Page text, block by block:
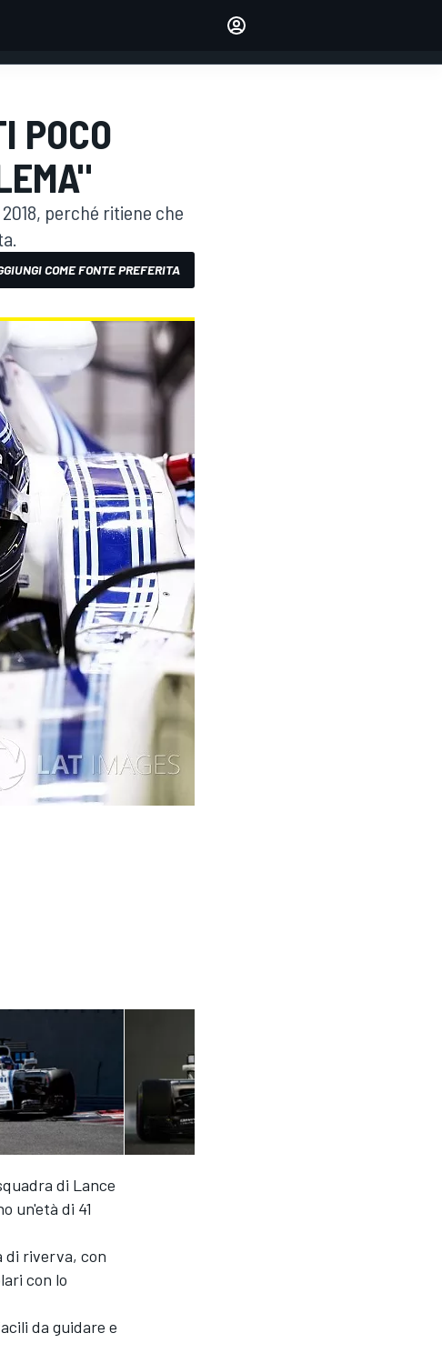
ACCEDI
POCO
perché ritiene che
COME FONTE PREFERITA
di Lance
un'età di 41
di riverva, con
con lo
da guidare e